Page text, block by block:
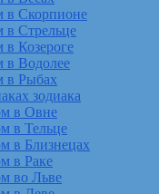
в Скорпионе
в Стрельце
в Козероге
в Водолее
в Рыбах
зодиака
в Овне
в Тельце
в Близнецах
в Раке
во Льве